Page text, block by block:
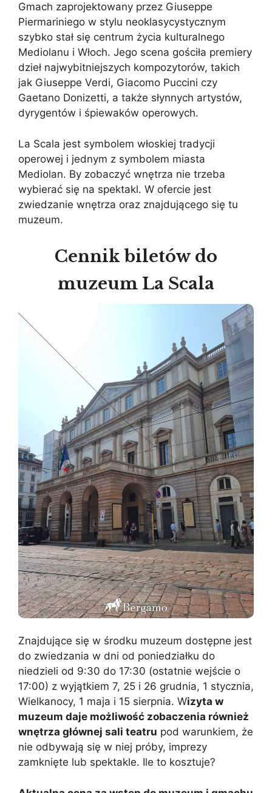
Gmach zaprojektowany przez Giuseppe
Piermariniego w stylu neoklasycystycznym
szybko stał się centrum życia kulturalnego
Mediolanu i Włoch. Jego scena gościła premiery
dzieł najwybitniejszych kompozytorów, takich
jak Giuseppe Verdi, Giacomo Puccini czy
Gaetano Donizetti, a także słynnych artystów,
dyrygentów i śpiewaków operowych.
La Scala jest symbolem włoskiej tradycji
operowej i jednym z symbolem miasta
Mediolan. By zobaczyć wnętrza nie trzeba
wybierać się na spektakl. W ofercie jest
zwiedzanie wnętrza oraz znajdującego się tu
muzeum.
Cennik biletów do
muzeum La Scala
Znajdujące się w środku muzeum dostępne jest
do zwiedzania w dni od poniedziałku do
niedzieli od 9:30 do 17:30 (ostatnie wejście o
17:00) z wyjątkiem 7, 25 i 26 grudnia, 1 stycznia,
Wielkanocy, 1 maja i 15 sierpnia. Wizyta w
muzeum daje możliwość zobaczenia również
wnętrza głównej sali teatru pod warunkiem, że
nie odbywają się w niej próby, imprezy
zamknięte lub spektakle. Ile to kosztuje?